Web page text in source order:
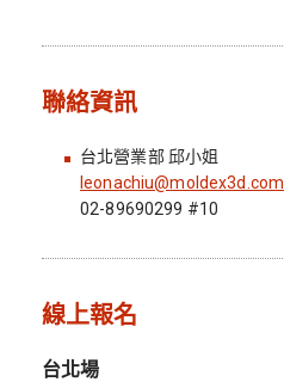
聯絡資訊
台北營業部 邱小姐
leonachiu@moldex3d.com
02-89690299 #10
線上報名
台北場